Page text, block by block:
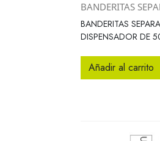
BANDERITAS
BANDERITAS
DISPENSADOR DE
Añadir al carrito